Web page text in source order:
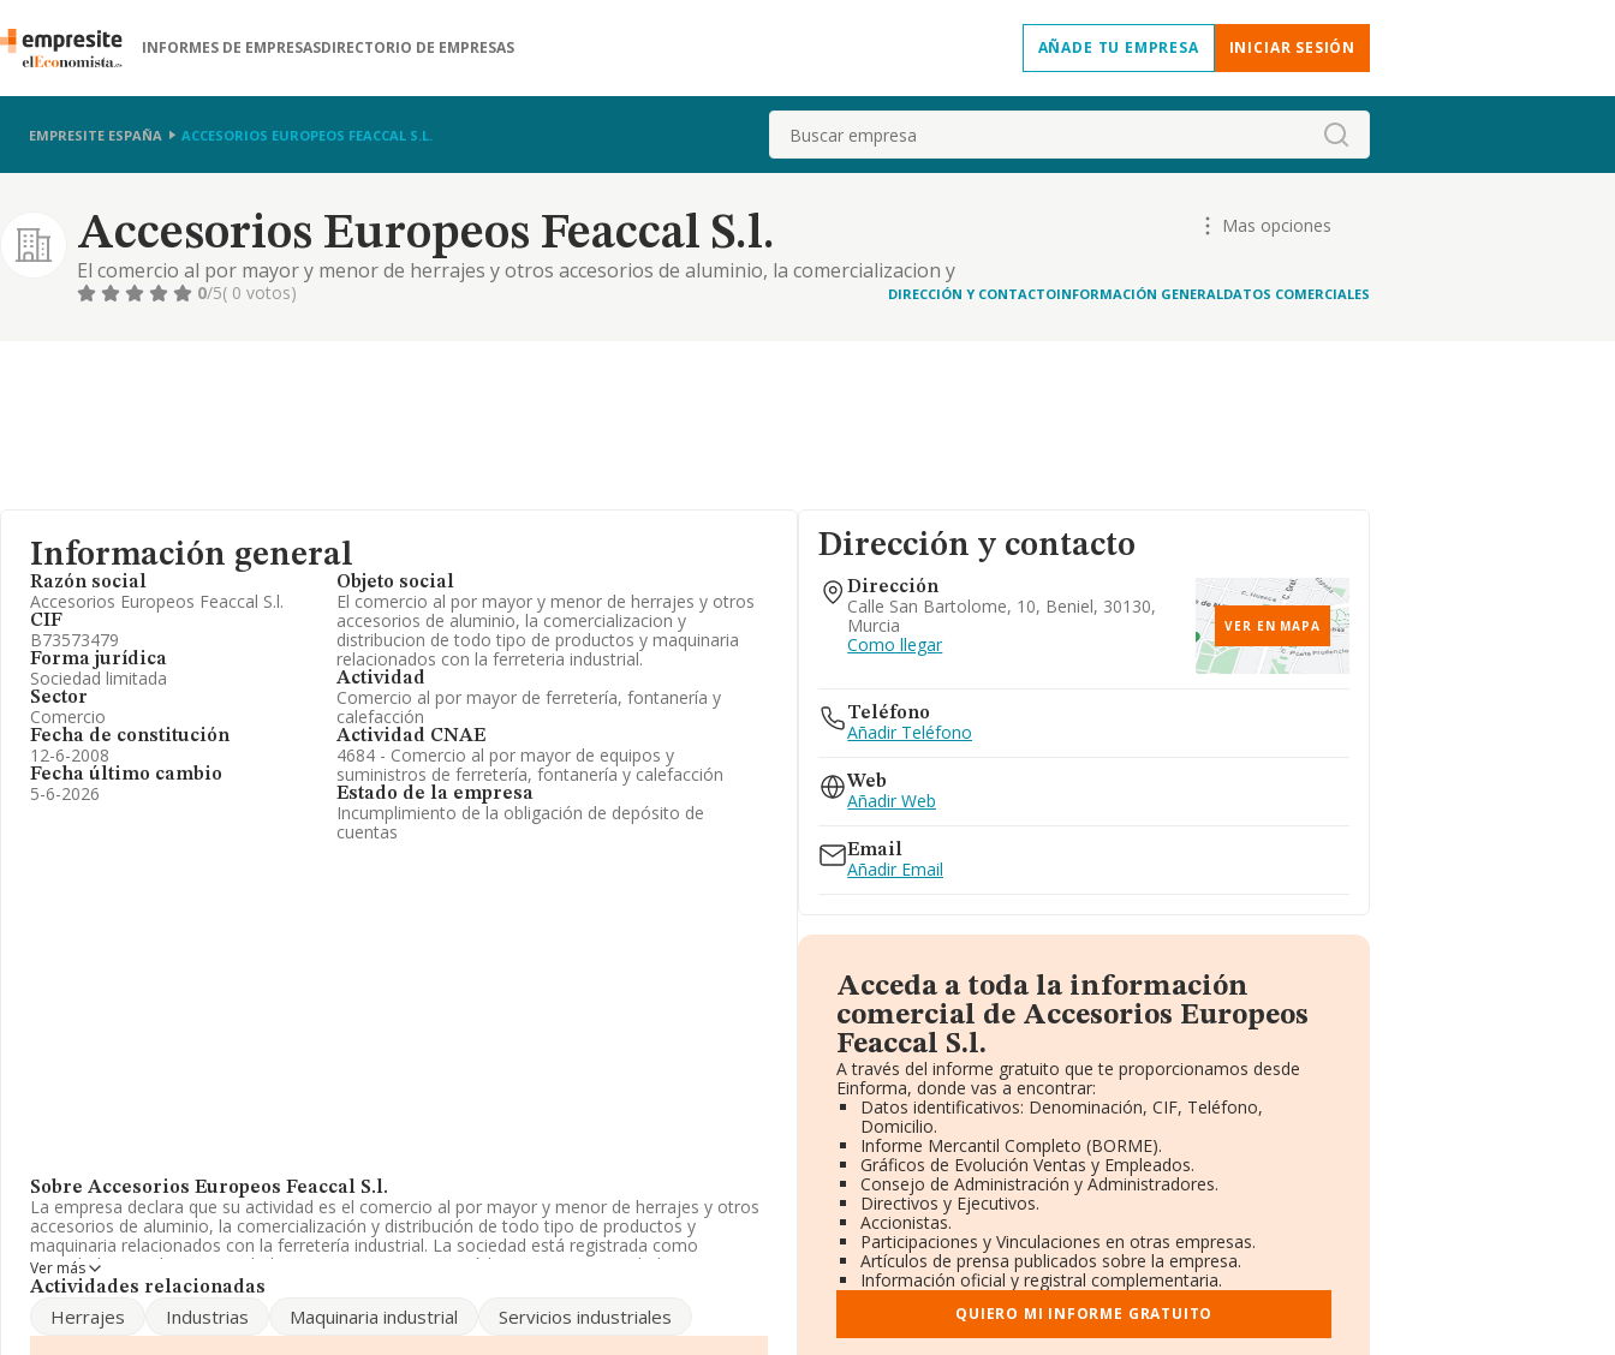
INFORMES DE EMPRESASDIRECTORIO DE EMPRESAS AÑADE TU EMPRESA INICIAR SESIÓN
EMPRESITE ESPAÑA ACCESORIOS EUROPEOS FEACCAL S.L. Buscar
Accesorios Europeos Feaccal S.l.
El comercio al por mayor y menor de herrajes y otros accesorios de aluminio, la comercializacion y
distribucion de todo tipo de productos y maquinaria relacionados con la ferreteria industrial.
Mas opciones
0/5( 0 votos) DIRECCIÓN Y CONTACTOINFORMACIÓN GENERALDATOS COMERCIALES
Información general
Razón social
Accesorios Europeos Feaccal S.l.
CIF
B73573479
Forma jurídica
Sociedad limitada
Sector
Comercio
Fecha de constitución
12-6-2008
Fecha último cambio
5-6-2026
Objeto social
El comercio al por mayor y menor de herrajes y otros
accesorios de aluminio, la comercializacion y
distribucion de todo tipo de productos y maquinaria
relacionados con la ferreteria industrial.
Actividad
Comercio al por mayor de ferretería, fontanería y
calefacción
Actividad CNAE
4684 - Comercio al por mayor de equipos y
suministros de ferretería, fontanería y calefacción
Estado de la empresa
Incumplimiento de la obligación de depósito de
cuentas
Sobre Accesorios Europeos Feaccal S.l.
La empresa declara que su actividad es el comercio al por mayor y menor de herrajes y otros
accesorios de aluminio, la comercialización y distribución de todo tipo de productos y
maquinaria relacionados con la ferretería industrial. La sociedad está registrada como
Sociedad Limitada. Su actividad CNAE es '%cnae%' con código 4684. La sociedad no tiene
actividad en mercados exteriores.
La sociedad españolaAccesorios Europeos Feaccal S.L
, con número de identificación fiscal
B73573479, está situada en Calle San Bartolome núm. 10, (30130), en el municipio de Beniel,
Ver más
Actividades relacionadas
Herrajes Industrias Maquinaria industrial Servicios industriales
Dirección y contacto
Dirección
Calle San Bartolome, 10, Beniel, 30130,
Murcia
Como llegar
VER EN MAPA
Teléfono
Añadir Teléfono
Web
Añadir Web
Email
Añadir Email
Acceda a toda la información
comercial de Accesorios Europeos
Feaccal S.l.
A través del informe gratuito que te proporcionamos desde
Einforma, donde vas a encontrar:
Datos identificativos: Denominación, CIF, Teléfono,
Domicilio.
Informe Mercantil Completo (BORME).
Gráficos de Evolución Ventas y Empleados.
Consejo de Administración y Administradores.
Directivos y Ejecutivos.
Accionistas.
Participaciones y Vinculaciones en otras empresas.
Artículos de prensa publicados sobre la empresa.
Información oficial y registral complementaria.
QUIERO MI INFORME GRATUITO